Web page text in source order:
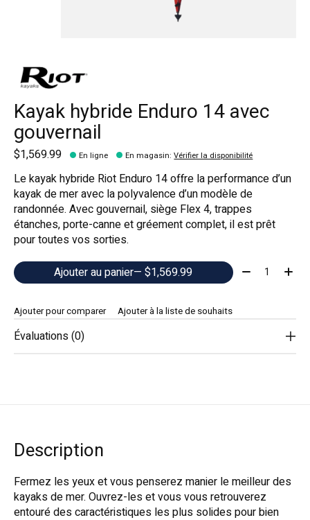
Kayak hybride Enduro 14 avec
gouvernail
$1,569.99 En ligne En magasin:Vérifier la disponibilité
Le kayak hybride Riot Enduro 14 offre la performance d’un
kayak de mer avec la polyvalence d’un modèle de
randonnée. Avec gouvernail, siège Flex 4, trappes
étanches, porte-canne et gréement complet, il est prêt
pour toutes vos sorties.
Ajouter au panier
— $1,569.99 Quantité:
Ajouter pour comparer Ajouter à la liste de souhaits
Évaluations (0)
Description
Fermez les yeux et vous penserez manier le meilleur des
kayaks de mer. Ouvrez-les et vous vous retrouverez
entouré des caractéristiques les plus solides pour bien